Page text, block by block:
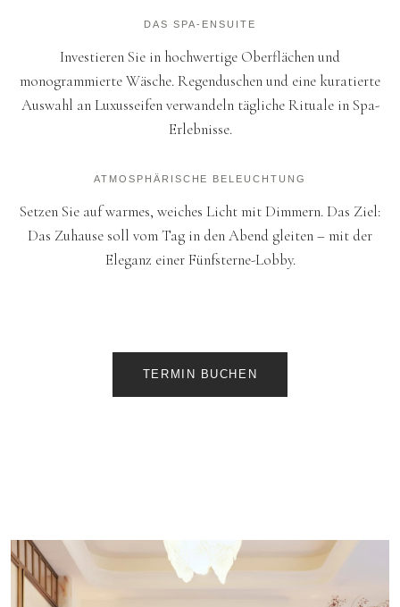
DAS SPA-ENSUITE
Investieren Sie in hochwertige Oberflächen und
monogrammierte Wäsche. Regenduschen und eine kuratierte
Auswahl an Luxusseifen verwandeln tägliche Rituale in Spa-
Erlebnisse.
ATMOSPHÄRISCHE BELEUCHTUNG
Setzen Sie auf warmes, weiches Licht mit Dimmern. Das Ziel:
Das Zuhause soll vom Tag in den Abend gleiten – mit der
Eleganz einer Fünfsterne-Lobby.
TERMIN BUCHEN